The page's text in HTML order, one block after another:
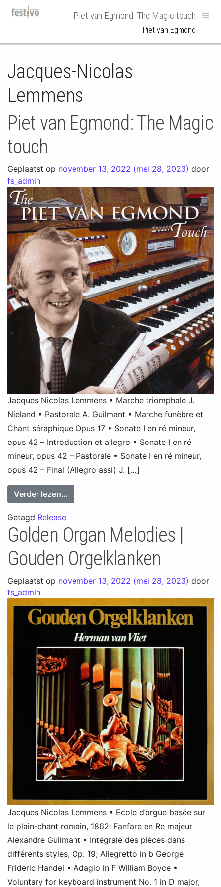
HoofdnavigatiePiet van Egmond: The Magic touch
Piet van Egmond
Jacques-Nicolas
Lemmens
Piet van Egmond: The Magic
touch
Geplaatst op november 13, 2022 (mei 28, 2023) door
fs_admin
Jacques Nicolas Lemmens • Marche triomphale J.
Nieland • Pastorale A. Guilmant • Marche funèbre et
Chant séraphique Opus 17 • Sonate I en ré mineur,
opus 42 – Introduction et allegro • Sonate I en ré
mineur, opus 42 – Pastorale • Sonate I en ré mineur,
opus 42 – Final (Allegro assi) J. […]
Verder lezen…
Getagd Release
Golden Organ Melodies |
Gouden Orgelklanken
Geplaatst op november 13, 2022 (mei 28, 2023) door
fs_admin
Jacques Nicolas Lemmens • Ecole d’orgue basée sur
le plain-chant romain, 1862; Fanfare en Re majeur
Alexandre Guilmant • Intégrale des pièces dans
différents styles, Op. 19; Allegretto in b George
Frideric Handel • Adagio in F William Boyce •
Voluntary for keyboard instrument No. 1 in D major,